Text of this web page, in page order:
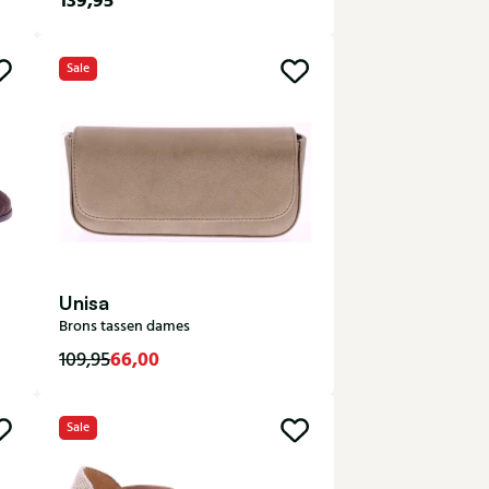
40
Sale
Unisa
Brons tassen dames
109,9566,00
Sale